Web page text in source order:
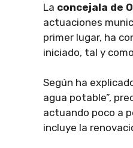
La concejala de
actuaciones
primer lugar, ha
iniciado, tal y
Según ha
agua potable”,
actuando poco a
incluye la